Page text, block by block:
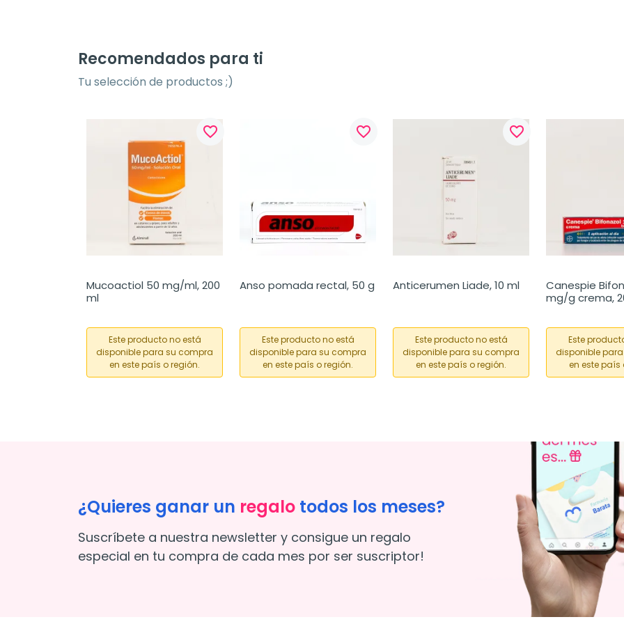
Recomendados para ti
Tu selección de productos ;)
favorite_border
Mucoactiol 50 mg/ml, 200
ml
Este producto no está
disponible para su compra
en este país o región.
favorite_border
Anso pomada rectal, 50 g
Este producto no está
disponible para su compra
en este país o región.
favorite_border
Anticerumen Liade, 10 ml
Este producto no está
disponible para su compra
en este país o región.
Canespie
mg/g crema,
Este
disponible
en este país
¿Quieres ganar un regalo todos los meses?
Suscríbete a nuestra newsletter y consigue un regalo
especial en tu compra de cada mes por ser suscriptor!